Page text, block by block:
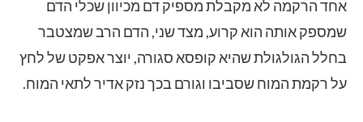
אחד הרקמה לא מקבלת מספיק דם מכיוון שכלי הדם
שמספק אותה הוא קרוע, מצד שני, הדם הרב שמצטבר
בחלל הגולגולת שהיא קופסא סגורה, יוצר אפקט של לחץ
על רקמת המוח שסביבו וגורם בכך נזק אדיר לתאי המוח.